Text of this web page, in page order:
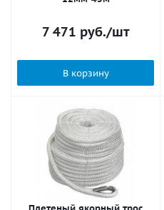
7 471 руб./шт
В корзину